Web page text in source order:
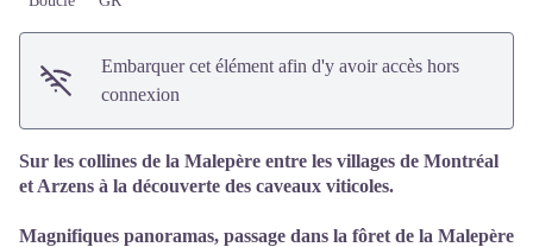
Embarquer cet élément afin d'y avoir accès hors
connexion
Sur les collines de la Malepère entre les villages de Montréal
et Arzens à la découverte des caveaux viticoles.
Magnifiques panoramas, passage dans la fôret de la Malepère